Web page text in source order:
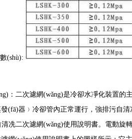
(shù):
二次濾網(wǎng)是冷卻水凈化裝置的
(fā)器﹚冷卻管內正常運行，強排污自
冼二次濾網(wǎng)使用說明書。電動旋